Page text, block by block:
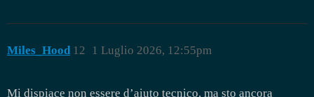
Miles_Hood 1 Luglio 2026, 12:55pm
12
Mi dispiace non essere d’aiuto tecnico, ma sto ancora